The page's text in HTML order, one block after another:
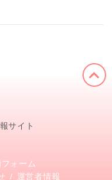
ォーム
運営者情報